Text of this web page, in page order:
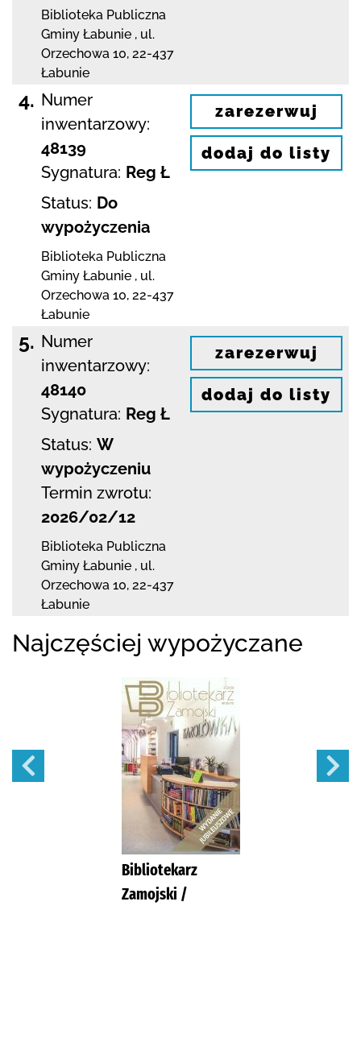
Biblioteka Publiczna
Gminy Łabunie , ul.
Orzechowa 10, 22-437
Łabunie
4. Numer
inwentarzowy:
48139
Sygnatura: Reg Ł
Status: Do
wypożyczenia
Biblioteka Publiczna
Gminy Łabunie , ul.
Orzechowa 10, 22-437
Łabunie
zarezerwuj
dodaj do listy
5. Numer
inwentarzowy:
48140
Sygnatura: Reg Ł
Status: W
wypożyczeniu
Termin zwrotu:
2026/02/12
Biblioteka Publiczna
Gminy Łabunie , ul.
Orzechowa 10, 22-437
Łabunie
zarezerwuj
dodaj do listy
Najczęściej wypożyczane
Bibliotekarz
Zamojski /